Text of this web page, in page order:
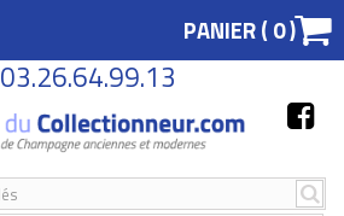
PANIER (0)
03.26.64.99.13